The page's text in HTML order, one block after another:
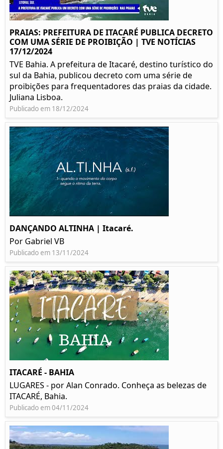
PRAIAS: PREFEITURA DE ITACARÉ PUBLICA DECRETO
COM UMA SÉRIE DE PROIBIÇÃO | TVE NOTÍCIAS
17/12/2024
TVE Bahia. A prefeitura de Itacaré, destino turístico do
sul da Bahia, publicou decreto com uma série de
proibições para frequentadores das praias da cidade.
Juliana Lisboa.
Publicado em 18/12/2024
DANÇANDO ALTINHA | Itacaré.
Por Gabriel VB
Publicado em 13/11/2024
ITACARÉ - BAHIA
LUGARES - por Alan Conrado. Conheça as belezas de
ITACARÉ, Bahia.
Publicado em 04/11/2024